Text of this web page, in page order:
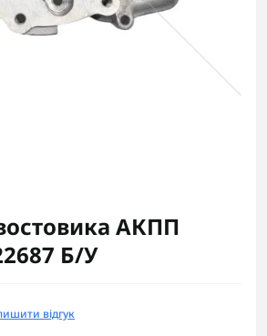
АКПП
Б/У
відгук